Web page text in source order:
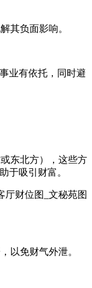
其负面影响。
业有依托，同时避
东北方），这些方
于吸引财富。
以免财气外泄。